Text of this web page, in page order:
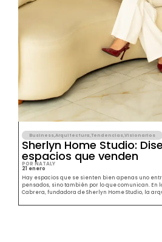
Business,Arquitectura,Tendencias,Visionarios
Sherlyn Home Studio:
espacios que venden
POR NATALY
21 enero
Hay espacios que se sienten bien apenas uno
pensados, sino también por lo que comunican. En
Cabrera, fundadora de Sherlyn Home Studio, la